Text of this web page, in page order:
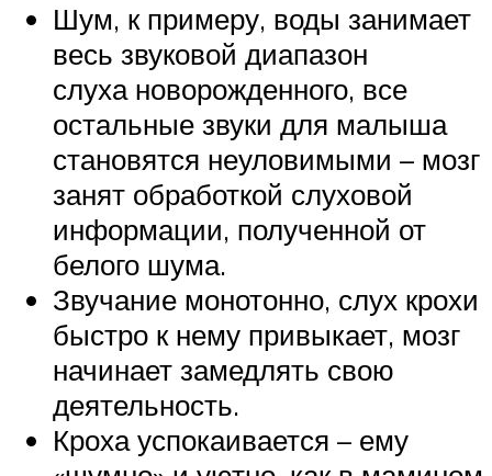
Шум, к примеру, воды занимает
весь звуковой диапазон
слуха новорожденного, все
остальные звуки для малыша
становятся неуловимыми – мозг
занят обработкой слуховой
информации, полученной от
белого шума.
Звучание монотонно, слух крохи
быстро к нему привыкает, мозг
начинает замедлять свою
деятельность.
Кроха успокаивается – ему